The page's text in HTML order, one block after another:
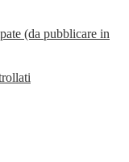
(da pubblicare in